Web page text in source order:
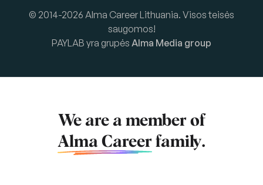
© 2014-2026 Alma Career Lithuania. Visos teisės
saugomos!
PAYLAB yra grupės Alma Media group
We are a member of
Alma Career family.